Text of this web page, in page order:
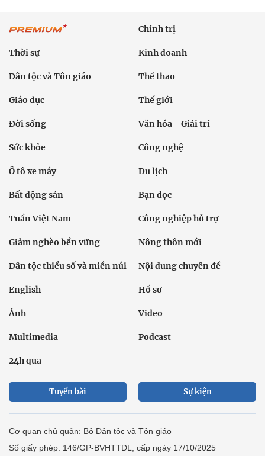
Chính trị
Thời sự Kinh doanh
Dân tộc và Tôn giáo Thể thao
Giáo dục Thế giới
Đời sống Văn hóa - Giải trí
Sức khỏe Công nghệ
Ô tô xe máy Du lịch
Bất động sản Bạn đọc
Tuần Việt Nam Công nghiệp hỗ trợ
Giảm nghèo bền vững Nông thôn mới
Dân tộc thiểu số và miền núi Nội dung chuyên đề
English Hồ sơ
Ảnh Video
Multimedia Podcast
24h qua
Tuyến bài Sự kiện
Cơ quan chủ quản: Bộ Dân tộc và Tôn giáo
Số giấy phép: 146/GP-BVHTTDL, cấp ngày 17/10/2025